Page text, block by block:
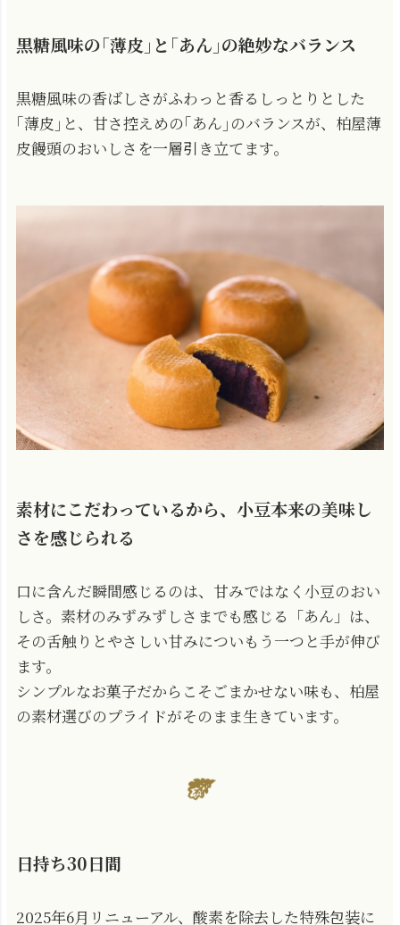
黒糖風味の｢薄皮｣と｢あん｣の絶妙なバランス
黒糖風味の香ばしさがふわっと香るしっとりとした
｢薄皮｣と、甘さ控えめの｢あん｣のバランスが、柏屋薄
皮饅頭のおいしさを一層引き立てます。
素材にこだわっているから、小豆本来の美味し
さを感じられる
口に含んだ瞬間感じるのは、甘みではなく小豆のおい
しさ。素材のみずみずしさまでも感じる「あん」は、
その舌触りとやさしい甘みについもう一つと手が伸び
ます。
シンプルなお菓子だからこそごまかせない味も、柏屋
の素材選びのプライドがそのまま生きています。
日持ち30日間
2025年6月リニューアル、酸素を除去した特殊包装に